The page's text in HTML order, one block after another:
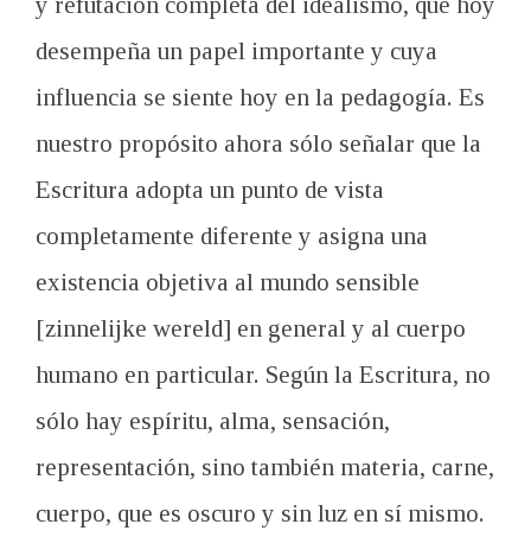
desempeña un papel importante y cuya
influencia se siente hoy en la pedagogía. Es
nuestro propósito ahora sólo señalar que la
Escritura adopta un punto de vista
completamente diferente y asigna una
existencia objetiva al mundo sensible
[zinnelijke wereld] en general y al cuerpo
humano en particular. Según la Escritura, no
sólo hay espíritu, alma, sensación,
representación, sino también materia, carne,
cuerpo, que es oscuro y sin luz en sí mismo.